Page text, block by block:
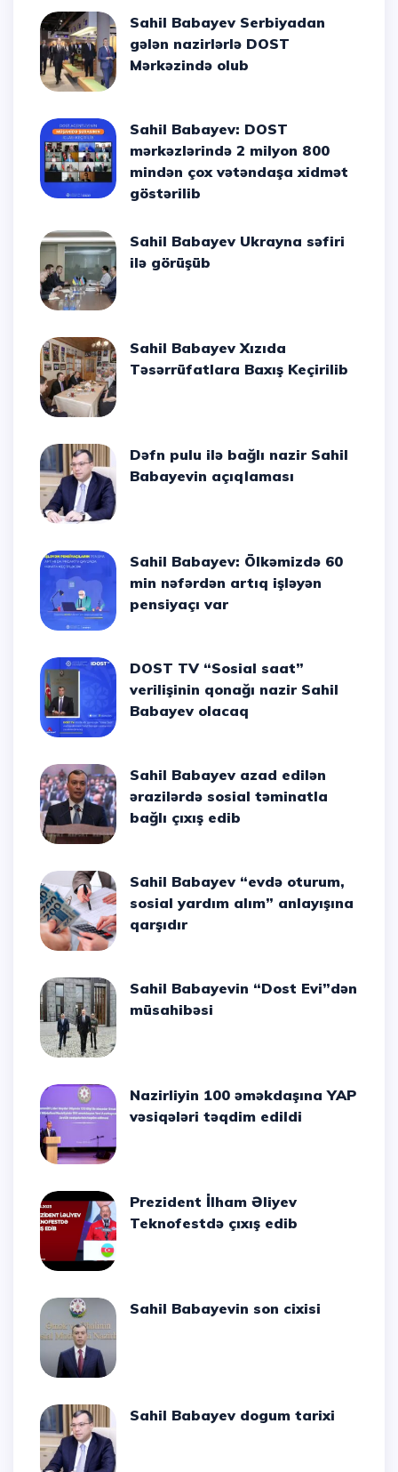
Sahil Babayev Serbiyadan
gələn nazirlərlə DOST
Mərkəzində olub
Sahil Babayev: DOST
mərkəzlərində 2 milyon 800
mindən çox vətəndaşa xidmət
göstərilib
Sahil Babayev Ukrayna səfiri
ilə görüşüb
Sahil Babayev Xızıda
Təsərrüfatlara Baxış Keçirilib
Dəfn pulu ilə bağlı nazir Sahil
Babayevin açıqlaması
Sahil Babayev: Ölkəmizdə 60
min nəfərdən artıq işləyən
pensiyaçı var
DOST TV “Sosial saat”
verilişinin qonağı nazir Sahil
Babayev olacaq
Sahil Babayev azad edilən
ərazilərdə sosial təminatla
bağlı çıxış edib
Sahil Babayev “evdə oturum,
sosial yardım alım” anlayışına
qarşıdır
Sahil Babayevin “Dost Evi”dən
müsahibəsi
Nazirliyin 100 əməkdaşına YAP
vəsiqələri təqdim edildi
Prezident İlham Əliyev
Teknofestdə çıxış edib
Sahil Babayevin son cixisi
Sahil Babayev dogum tarixi